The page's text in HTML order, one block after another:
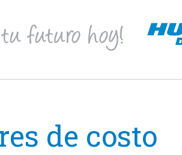
de costo